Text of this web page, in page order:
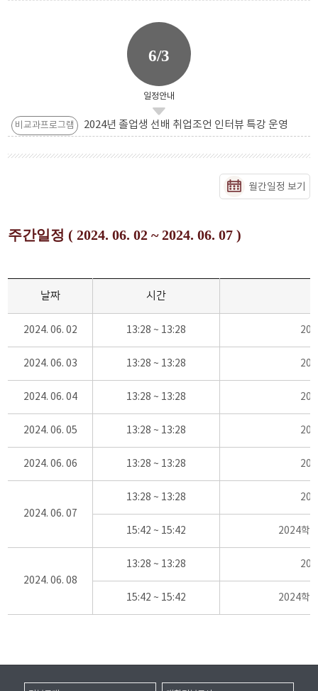
6/3
일정안내
비교과프로그램 2024년 졸업생 선배 취업조언 인터뷰 특강 운영
월간일정 보기
주간일정 ( 2024. 06. 02 ~ 2024. 06. 07 )
날짜 시간
2024. 06. 02 13:28 ~ 13:28
2024. 06. 03 13:28 ~ 13:28
2024. 06. 04 13:28 ~ 13:28
2024. 06. 05 13:28 ~ 13:28
2024. 06. 06 13:28 ~ 13:28
2024. 06. 07
13:28 ~ 13:28
15:42 ~ 15:42 2024학
2024. 06. 08
13:28 ~ 13:28
15:42 ~ 15:42 2024학